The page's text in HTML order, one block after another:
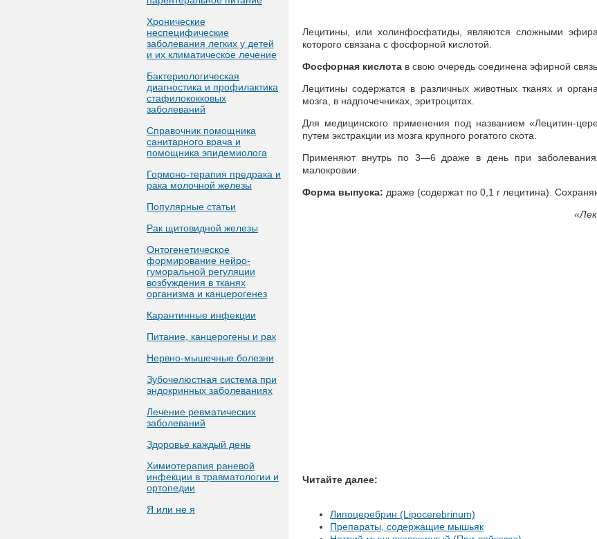
Хронические
неспецифические
заболевания легких у детей
и их климатическое лечение
Бактериологическая
диагностика и профилактика
стафилококковых
заболеваний
Справочник помощника
санитарного врача и
помощника эпидемиолога
Гормоно-терапия предрака и
рака молочной железы
Популярные статьи
Рак щитовидной железы
Онтогенетическое
формирование нейро-
гуморальной регуляции
возбуждения в тканях
организма и канцерогенез
Карантинные инфекции
Питание, канцерогены и рак
Нервно-мышечные болезни
Зубочелюстная система при
эндокринных заболеваниях
Лечение ревматических
заболеваний
Здоровье каждый день
Химиотерапия раневой
инфекции в травматологии и
ортопедии
Я или не я
Лецитины, или холинфосфатиды, являются сложными
которого связана с фосфорной кислотой.
Фосфорная кислота в свою очередь соединена эфирной
Лецитины содержатся в различных животных тканях и
мозга, в надпочечниках, эритроцитах.
Для медицинского применения под названием «Лецитин-
путем экстракции из мозга крупного рогатого скота.
Применяют внутрь по 3—6 драже в день при
малокровии.
Форма выпуска: драже (содержат по 0,1 г лецитина).
«
Читайте далее:
Липоцеребрин (Lipocerebrinum)
Препараты, содержащие мышьяк